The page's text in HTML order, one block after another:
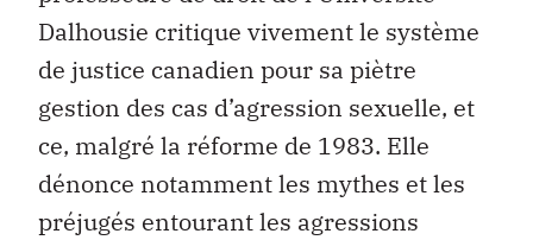
Dalhousie critique vivement le système
de justice canadien pour sa piètre
gestion des cas d’agression sexuelle, et
ce, malgré la réforme de 1983. Elle
dénonce notamment les mythes et les
préjugés entourant les agressions